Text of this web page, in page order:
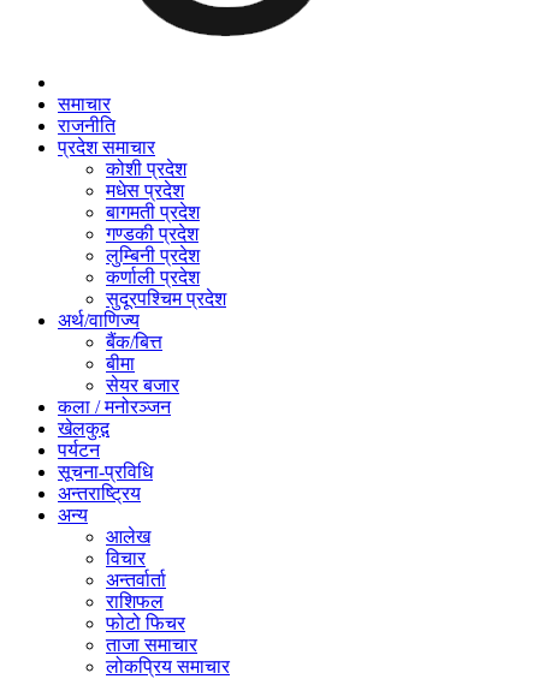
समाचार
राजनीति
प्रदेश समाचार
कोशी प्रदेश
मधेस प्रदेश
बागमती प्रदेश
गण्डकी प्रदेश
लुम्बिनी प्रदेश
कर्णाली प्रदेश
सुदूरपश्चिम प्रदेश
अर्थ/वाणिज्य
बैंक/बित्त
बीमा
सेयर बजार
कला / मनोरञ्जन
खेलकुद़़
पर्यटन
सूचना-प्रविधि
अन्तराष्ट्रिय
अन्य
आलेख
विचार
अन्तर्वार्ता
राशिफल
फोटो फिचर
ताजा समाचार
लोकप्रिय समाचार